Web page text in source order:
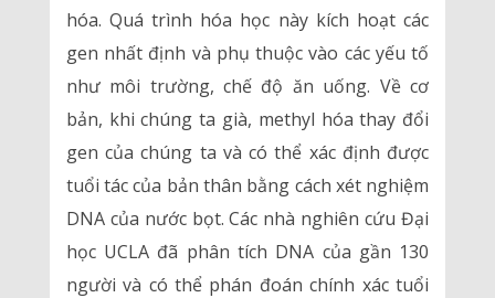
hóa. Quá trình hóa học này kích hoạt các
gen nhất định và phụ thuộc vào các yếu tố
như môi trường, chế độ ăn uống. Về cơ
bản, khi chúng ta già, methyl hóa thay đổi
gen của chúng ta và có thể xác định được
tuổi tác của bản thân bằng cách xét nghiệm
DNA của nước bọt. Các nhà nghiên cứu Đại
học UCLA đã phân tích DNA của gần 130
người và có thể phán đoán chính xác tuổi